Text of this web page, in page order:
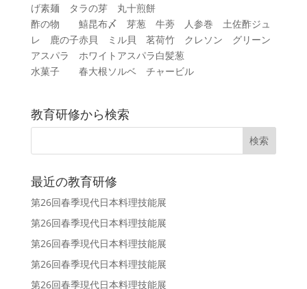
げ素麺 タラの芽 丸十煎餅
酢の物 鱚昆布〆 芽葱 牛蒡 人参巻 土佐酢ジュ
レ 鹿の子赤貝 ミル貝 茗荷竹 クレソン グリーン
アスパラ ホワイトアスパラ白髪葱
水菓子 春大根ソルベ チャービル
教育研修から検索
最近の教育研修
第26回春季現代日本料理技能展
第26回春季現代日本料理技能展
第26回春季現代日本料理技能展
第26回春季現代日本料理技能展
第26回春季現代日本料理技能展